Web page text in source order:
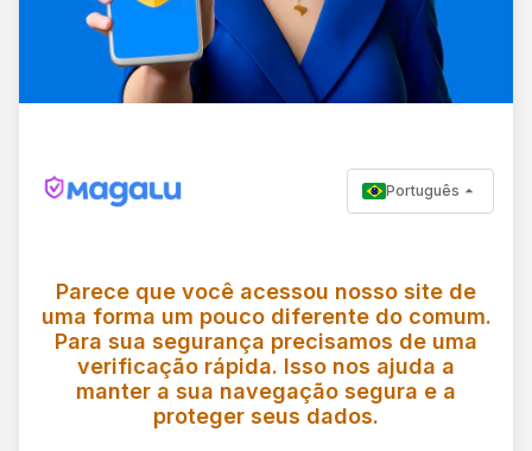
Português
Parece que você acessou nosso site de
uma forma um pouco diferente do comum.
Para sua segurança precisamos de uma
verificação rápida. Isso nos ajuda a
manter a sua navegação segura e a
proteger seus dados.